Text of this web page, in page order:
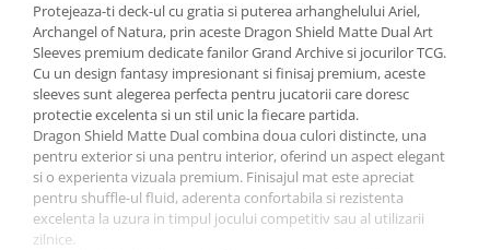
Dragon Ball
Pokemon
One Piece
Lord of The Rings
Naruto Shippuden
Sailor Moon
Harry Potter
Protejeaza-ti deck-ul cu gratia si puterea arhanghelului Ariel,
Archangel of Natura, prin aceste Dragon Shield Matte Dual Art
Sleeves premium dedicate fanilor Grand Archive si jocurilor TCG.
Cu un design fantasy impresionant si finisaj premium, aceste
sleeves sunt alegerea perfecta pentru jucatorii care doresc
protectie excelenta si un stil unic la fiecare partida.
Dragon Shield Matte Dual combina doua culori distincte, una
pentru exterior si una pentru interior, oferind un aspect elegant
si o experienta vizuala premium. Finisajul mat este apreciat
pentru shuffle-ul fluid, aderenta confortabila si rezistenta
excelenta la uzura in timpul jocului competitiv sau al utilizarii
zilnice.